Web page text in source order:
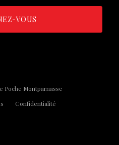
VOUS
Poche Montparnasse
Confidentialité